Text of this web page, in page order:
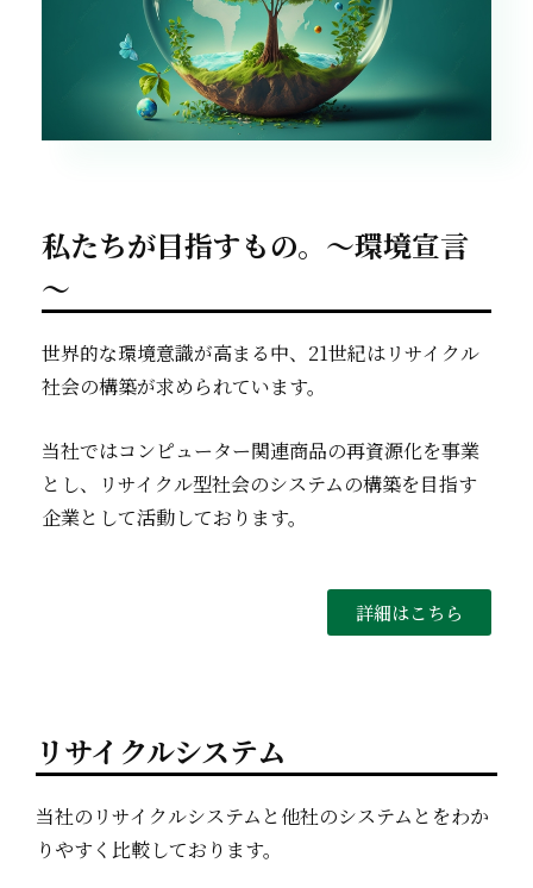
私たちが目指すもの。～環境宣言
～
世界的な環境意識が高まる中、21世紀はリサイクル
社会の構築が求められています。
当社ではコンピューター関連商品の再資源化を事業
とし、リサイクル型社会のシステムの構築を目指す
企業として活動しております。
詳細はこちら
リサイクルシステム
当社のリサイクルシステムと他社のシステムとをわか
りやすく比較しております。